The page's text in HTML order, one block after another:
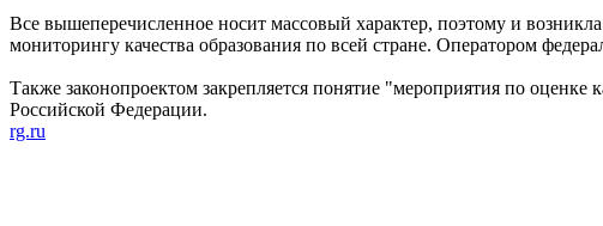
Все вышеперечисленное носит массовый характер, поэтому и
мониторингу качества образования по всей стране. Оператором
Также законопроектом закрепляется понятие "мероприятия по
Российской Федерации.
rg.ru